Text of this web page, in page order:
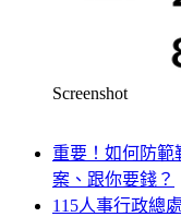
Screenshot
重要！如何防範
案、跟你要錢？
115人事行政總